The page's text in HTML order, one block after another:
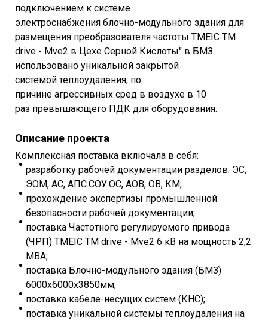
подключением к системе
электроснабжения блочно-модульного здания для
размещения преобразователя частоты TMEIC TM
drive - Mve2 в Цехе Серной Кислоты" в БМЗ
использовано уникальной закрытой
системой теплоудаления, по
причине агрессивных сред в воздухе в 10
раз превышающего ПДК для оборудования.
Описание проекта
Комплексная поставка включала в себя:
разработку рабочей документации разделов: ЭС,
ЭОМ, АС, АПС.СОУ.ОС, АОВ, ОВ, КМ;
прохождение экспертизы промышленной
безопасности рабочей документации;
поставка Частотного регулируемого привода
(ЧРП) TMEIC TM drive - Mve2 6 кВ на мощность 2,2
МВА;
поставка Блочно-модульного здания (БМЗ)
6000х6000х3850мм;
поставка кабеле-несущих систем (КНС);
поставка уникальной системы теплоудаления на